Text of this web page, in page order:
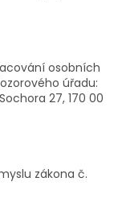
osobních
úřadu:
27, 170 00
zákona č.